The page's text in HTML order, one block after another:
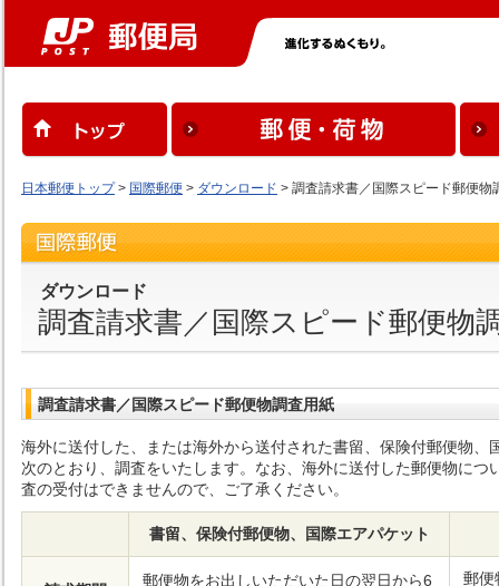
日本郵便トップ> 国際郵便 > ダウンロード > 調査請求書／国際スピード郵便物
ダウンロード
調査請求書／国際スピード郵便物
調査請求書／国際スピード郵便物調査用紙
海外に送付した、または海外から送付された書留、保険付郵便物
次のとおり、調査をいたします。なお、海外に送付した郵便物に
査の受付はできませんので、ご了承ください。
書留、保険付郵便物、国際エアパケット
郵便物をお出しいただいた日の翌日から6
郵便